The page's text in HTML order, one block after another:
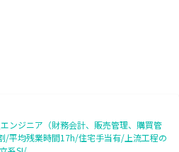
ンジニア（財務会計、販売管理、購買管
/平均残業時間17h/住宅手当有/上流工程の